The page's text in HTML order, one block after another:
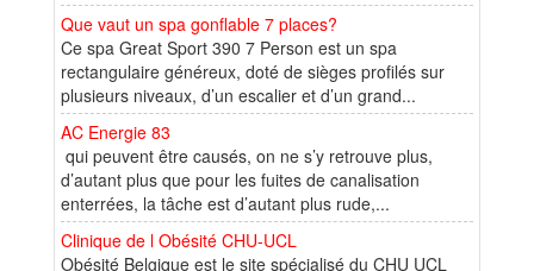
Que vaut un spa gonflable 7 places?
Ce spa Great Sport 390 7 Person est un spa
rectangulaire généreux, doté de sièges profilés sur
plusieurs niveaux, d’un escalier et d’un grand...
AC Energie 83
qui peuvent être causés, on ne s’y retrouve plus,
d’autant plus que pour les fuites de canalisation
enterrées, la tâche est d’autant plus rude,...
Clinique de l Obésité CHU-UCL
Obésité Belgique est le site spécialisé du CHU UCL